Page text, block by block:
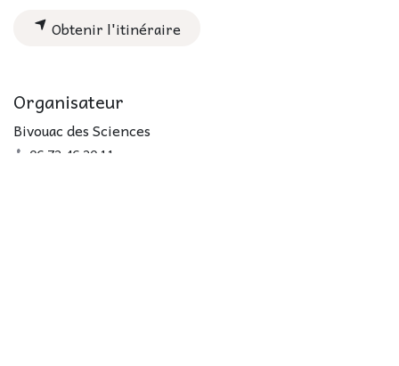
Obtenir l'itinéraire
Organisateur
Bivouac des Sciences
06 72 46 20 11